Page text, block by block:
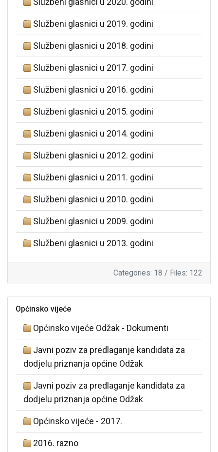
Službeni glasnici u 2019. godini
Službeni glasnici u 2018. godini
Službeni glasnici u 2017. godini
Službeni glasnici u 2016. godini
Službeni glasnici u 2015. godini
Službeni glasnici u 2014. godini
Službeni glasnici u 2012. godini
Službeni glasnici u 2011. godini
Službeni glasnici u 2010. godini
Službeni glasnici u 2009. godini
Službeni glasnici u 2013. godini
Categories: 18 / Files: 122
Općinsko vijeće
Općinsko vijeće Odžak - Dokumenti
Javni poziv za predlaganje kandidata za
dodjelu priznanja općine Odžak
Javni poziv za predlaganje kandidata za
dodjelu priznanja općine Odžak
Općinsko vijeće - 2017.
2016. razno